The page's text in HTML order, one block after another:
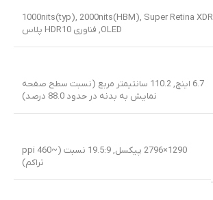
1000nits(typ), 2000nits(HBM), Super Retina XDR
OLED
, فناوری HDR10 پلاس
6.7 اینچ, 110.2 سانتیمتر مربع (نسبت سطح صفحه
نمایش به بدنه در حدود 88.0 درصد)
1290×2796 پیکسل, 19.5:9 نسبت (~460 ppi
تراکم)